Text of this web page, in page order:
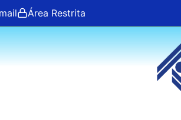
Área Restrita